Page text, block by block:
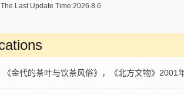
The Last Update Time:2026.8.6
《金代的茶叶与饮茶风俗》，《北方文物》2001